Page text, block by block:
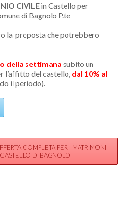
CIVILE in Castello per
di Bagnolo P.te
la proposta che potrebbero
della settimana subito un
l’affitto del castello, dal 10% al
il periodo).
COMPLETA PER I MATRIMONI
DI BAGNOLO